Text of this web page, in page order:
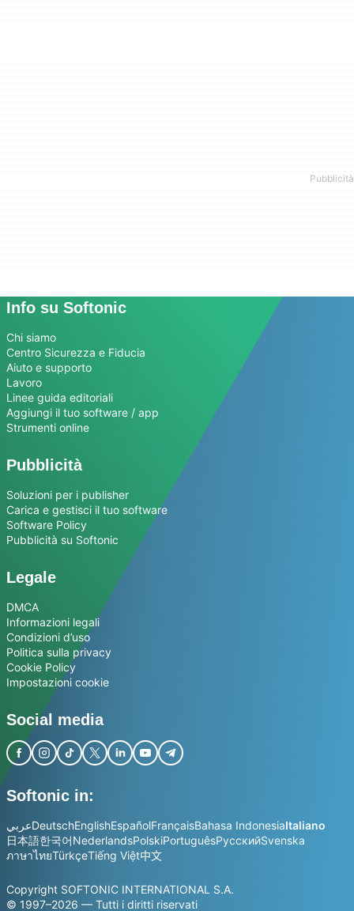
Info su Softonic
Chi siamo
Centro Sicurezza e Fiducia
Aiuto e supporto
Lavoro
Linee guida editoriali
Aggiungi il tuo software / app
Strumenti online
Pubblicità
Soluzioni per i publisher
Carica e gestisci il tuo software
Software Policy
Pubblicità su Softonic
Legale
DMCA
Informazioni legali
Condizioni d’uso
Politica sulla privacy
Cookie Policy
Impostazioni cookie
Social media
Softonic in:
عربيDeutschEnglishEspañolFrançaisBahasa IndonesiaItaliano
日本語한국어NederlandsPolskiPortuguêsРусскийSvenska
ภาษาไทยTürkçeTiếng Việt中文
Copyright SOFTONIC INTERNATIONAL S.A.
© 1997–2026 — Tutti i diritti riservati